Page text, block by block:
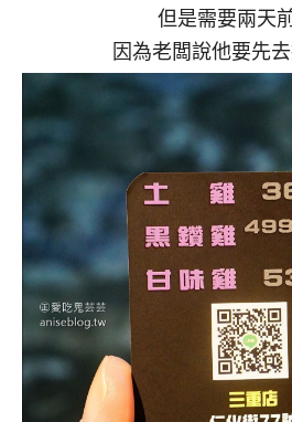
但是需要兩天
因為老闆說他要先